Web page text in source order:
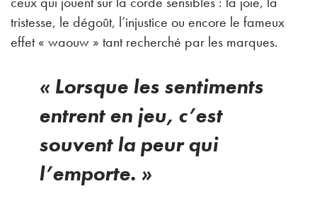
tristesse, le dégoût, l’injustice ou encore le fameux
effet « waouw » tant recherché par les marques.
« Lorsque les sentiments
entrent en jeu, c’est
souvent la peur qui
l’emporte. »